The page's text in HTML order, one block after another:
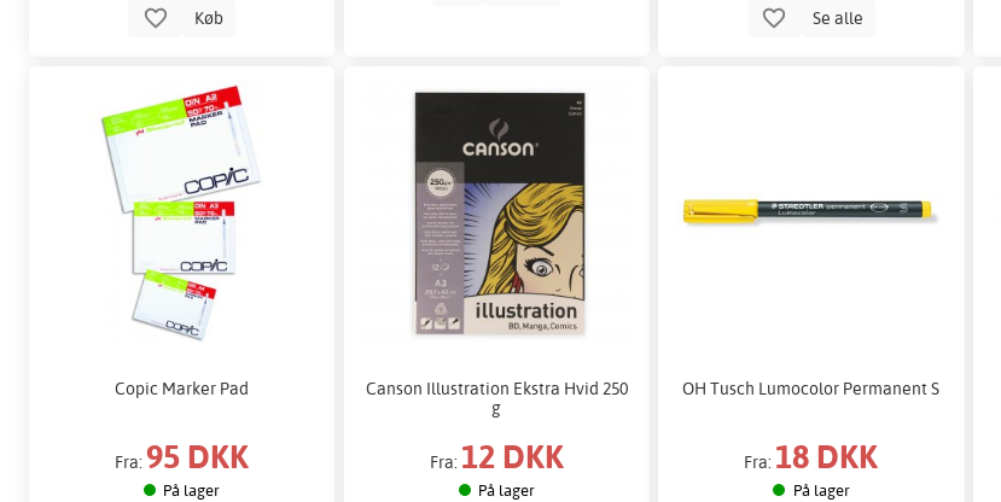
Køb Se alle
Copic Marker Pad
Fra: 95 DKK
På lager
Canson Illustration Ekstra Hvid 250
g
Fra: 12 DKK
På lager
OH Tusch Lumocolor Permanent S
Fra: 18 DKK
På lager